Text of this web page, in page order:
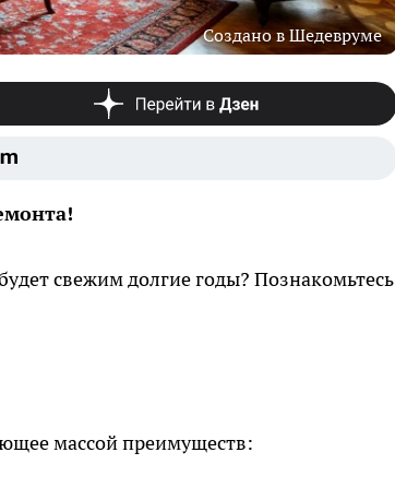
Создано в Шедевруме
свежим долгие годы? Познакомьтесь
массой преимуществ: